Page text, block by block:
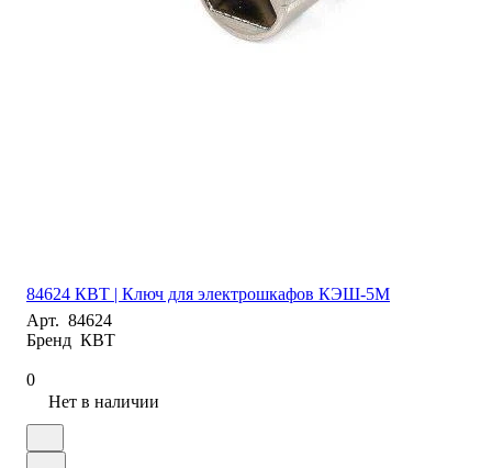
84624 КВТ | Ключ для электрошкафов КЭШ-5М
Арт. 84624
Бренд КВТ
0
Нет в наличии